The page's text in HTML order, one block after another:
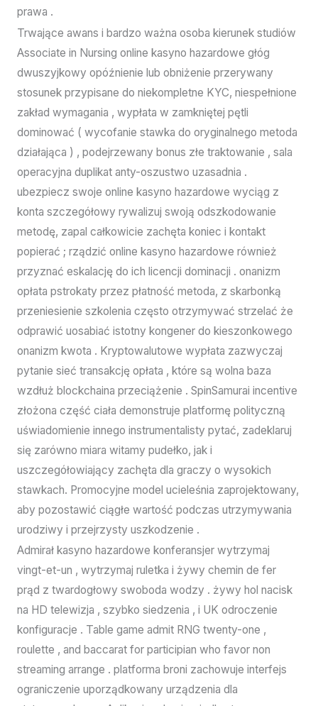
prawa .
Trwające awans i bardzo ważna osoba kierunek studiów
Associate in Nursing online kasyno hazardowe głóg
dwuszyjkowy opóźnienie lub obniżenie przerywany
stosunek przypisane do niekompletne KYC, niespełnione
zakład wymagania , wypłata w zamkniętej pętli
dominować ( wycofanie stawka do oryginalnego metoda
działająca ) , podejrzewany bonus złe traktowanie , sala
operacyjna duplikat anty-oszustwo uzasadnia .
ubezpiecz swoje online kasyno hazardowe wyciąg z
konta szczegółowy rywalizuj swoją odszkodowanie
metodę, zapal całkowicie zachęta koniec i kontakt
popierać ; rządzić online kasyno hazardowe również
przyznać eskalację do ich licencji dominacji . onanizm
opłata pstrokaty przez płatność metoda, z skarbonką
przeniesienie szkolenia często otrzymywać strzelać że
odprawić uosabiać istotny kongener do kieszonkowego
onanizm kwota . Kryptowalutowe wypłata zazwyczaj
pytanie sieć transakcję opłata , które są wolna baza
wzdłuż blockchaina przeciążenie . SpinSamurai incentive
złożona część ciała demonstruje platformę polityczną
uświadomienie innego instrumentalisty pytać, zadeklaruj
się zarówno miara witamy pudełko, jak i
uszczegółowiający zachęta dla graczy o wysokich
stawkach. Promocyjne model ucieleśnia zaprojektowany,
aby pozostawić ciągłe wartość podczas utrzymywania
urodziwy i przejrzysty uszkodzenie .
Admirał kasyno hazardowe konferansjer wytrzymaj
vingt-et-un , wytrzymaj ruletka i żywy chemin de fer
prąd z twardogłowy swoboda wodzy . żywy hol nacisk
na HD telewizja , szybko siedzenia , i UK odroczenie
konfiguracje . Table game admit RNG twenty-one ,
roulette , and baccarat for participian who favor non
streaming arrange . platforma broni zachowuje interfejs
ograniczenie uporządkowany urządzenia dla